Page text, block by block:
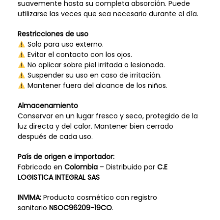
suavemente hasta su completa absorción. Puede
utilizarse las veces que sea necesario durante el día.
Restricciones de uso
Solo para uso externo.
Evitar el contacto con los ojos.
No aplicar sobre piel irritada o lesionada.
Suspender su uso en caso de irritación.
Mantener fuera del alcance de los niños.
Almacenamiento
Conservar en un lugar fresco y seco, protegido de la
luz directa y del calor. Mantener bien cerrado
después de cada uso.
País de origen e importador:
Fabricado en Colombia– Distribuido por C.E
LOGISTICA INTEGRAL SAS
INVIMA:Producto cosmético con registro
sanitario NSOC96209-19CO.